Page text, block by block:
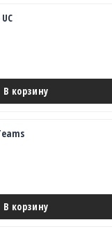
В корзину
В корзину